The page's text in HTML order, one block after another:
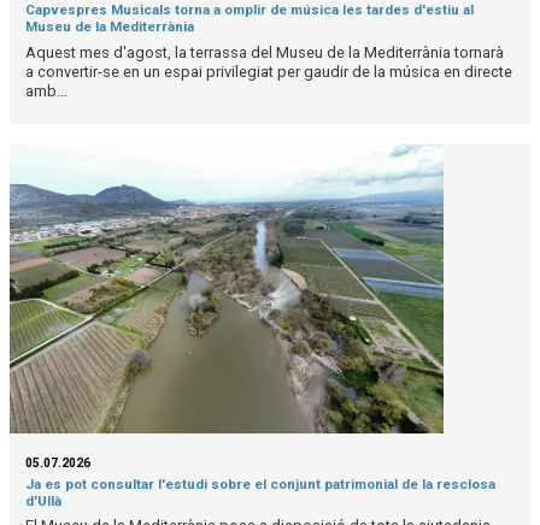
Capvespres Musicals torna a omplir de música les tardes d'estiu al
Museu de la Mediterrània
Aquest mes d'agost, la terrassa del Museu de la Mediterrània tornarà
a convertir-se en un espai privilegiat per gaudir de la música en directe
amb...
05.07.2026
Ja es pot consultar l'estudi sobre el conjunt patrimonial de la resclosa
d'Ullà